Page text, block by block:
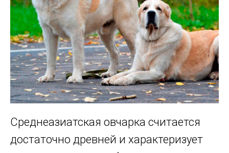
Среднеазиатская овчарка считается
достаточно древней и характеризует